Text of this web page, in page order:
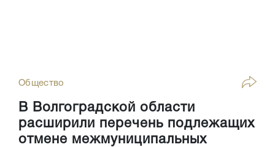
Общество
В Волгоградской области
расширили перечень подлежащих
отмене межмуниципальных